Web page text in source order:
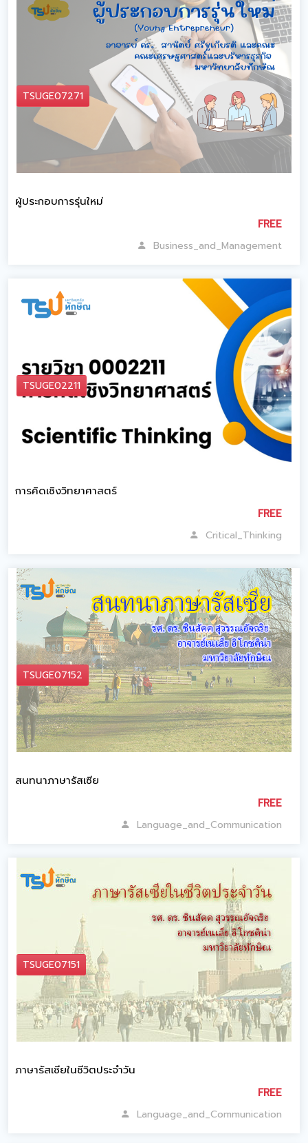
TSUGE07271
ผู้ประกอบการรุ่นใหม่
FREE
Business_and_Management
TSUGE02211
การคิดเชิงวิทยาศาสตร์
FREE
Critical_Thinking
TSUGE07152
สนทนาภาษารัสเซีย
FREE
Language_and_Communication
TSUGE07151
ภาษารัสเซียในชีวิตประจำวัน
FREE
Language_and_Communication